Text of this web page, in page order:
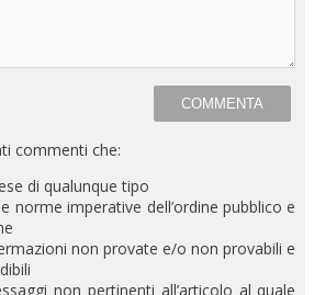
commenti che:
di qualunque tipo
norme imperative dell’ordine pubblico e
non provate e/o non provabili e
non pertinenti all’articolo al quale